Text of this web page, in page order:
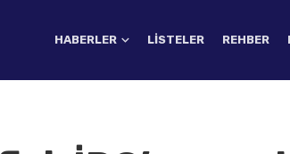
HABERLER LISTELER REHBER